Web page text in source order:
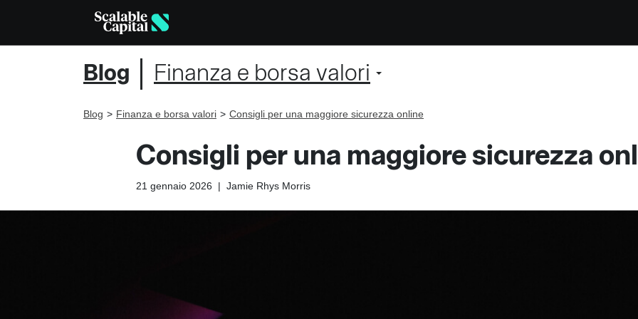
Blog Finanza e borsa valori
Blog Finanza e borsa valori Consigli per una maggiore sicurezza online
Consigli per una maggiore sicurezza
21 gennaio 2026 | Jamie Rhys Morris